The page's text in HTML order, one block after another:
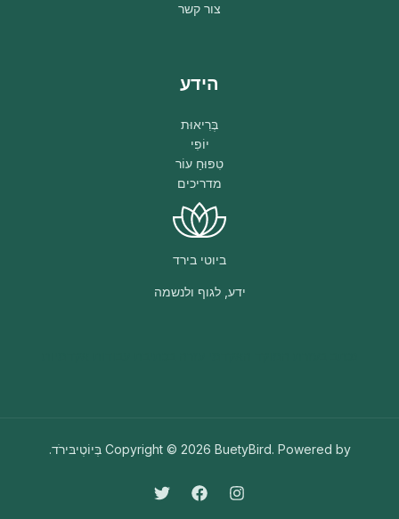
צור קשר
הידע
בְּרִיאוּת
יוֹפִי
טִפּוּחַ עוֹר
מדריכים
ביוטי בירד
ידע, לגוף ולנשמה
Copyright © 2026 BuetyBird. Powered by בְּיוֹטְיבּירֹד.